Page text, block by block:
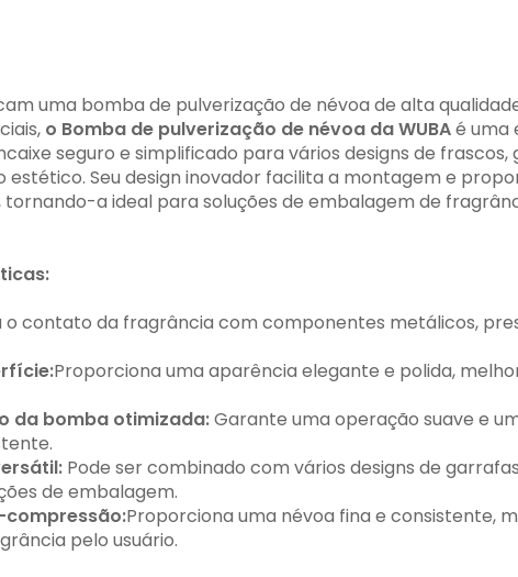
uma bomba de pulverização de névoa de alta
o Bomba de pulverização de névoa da WUBAé uma
seguro e simplificado para vários designs de frascos,
estético. Seu design inovador facilita a montagem e
a ideal para soluções de embalagem de
o contato da fragrância com componentes metálicos,
Proporciona uma aparência elegante e polida,
da bomba otimizada:Garante uma operação suave e
Pode ser combinado com vários designs de
de embalagem.
compressão:Proporciona uma névoa fina e consistente,
pelo usuário.